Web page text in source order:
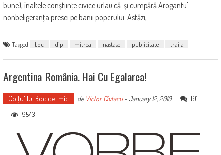
bune), înaltele conştiinţe civice urlau că-şi cumpără Arogantu'
nonbeligeranţa presei pe banii poporului. Astăzi,
Tagged boc dip mitrea nastase publicitate traila
Argentina-România. Hai Cu Egalarea!
Colţu' lu' Boc cel mic de Victor Ciutacu-January 12, 2010
191
9543